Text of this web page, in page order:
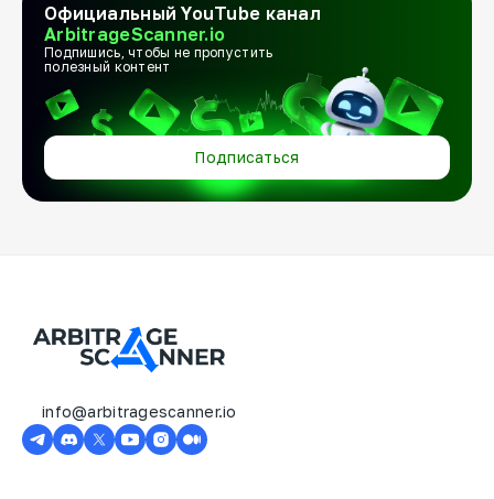
Официальный YouTube канал
ArbitrageScanner.io
Подпишись, чтобы не пропустить
полезный контент
Подписаться
info@arbitragescanner.io